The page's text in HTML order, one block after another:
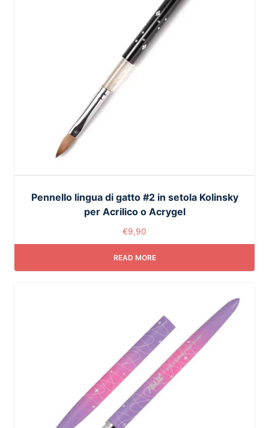
Pennello lingua di gatto #2 in setola Kolinsky
per Acrilico o Acrygel
€9,90
READ MORE